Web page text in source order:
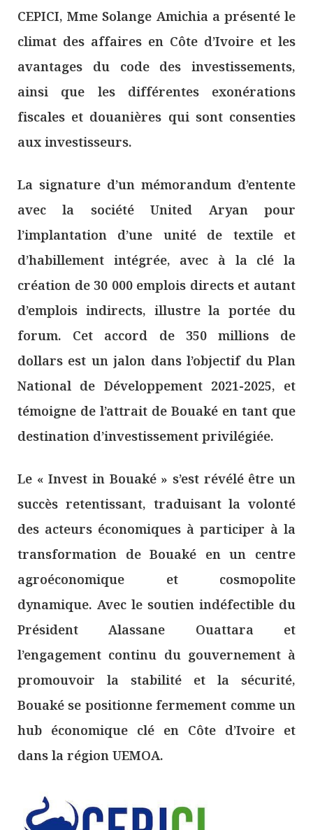
CEPICI, Mme Solange Amichia a présenté le
climat des affaires en Côte d’Ivoire et les
avantages du code des investissements,
ainsi que les différentes exonérations
fiscales et douanières qui sont consenties
aux investisseurs.
La signature d’un mémorandum d’entente
avec la société United Aryan pour
l’implantation d’une unité de textile et
d’habillement intégrée, avec à la clé la
création de 30 000 emplois directs et autant
d’emplois indirects, illustre la portée du
forum. Cet accord de 350 millions de
dollars est un jalon dans l’objectif du Plan
National de Développement 2021-2025, et
témoigne de l’attrait de Bouaké en tant que
destination d’investissement privilégiée.
Le « Invest in Bouaké » s’est révélé être un
succès retentissant, traduisant la volonté
des acteurs économiques à participer à la
transformation de Bouaké en un centre
agroéconomique et cosmopolite
dynamique. Avec le soutien indéfectible du
Président Alassane Ouattara et
l’engagement continu du gouvernement à
promouvoir la stabilité et la sécurité,
Bouaké se positionne fermement comme un
hub économique clé en Côte d’Ivoire et
dans la région UEMOA.